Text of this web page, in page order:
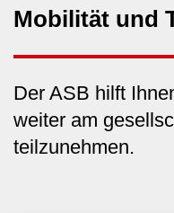
Mobilität und
Der ASB hilft
weiter am
teilzunehmen.